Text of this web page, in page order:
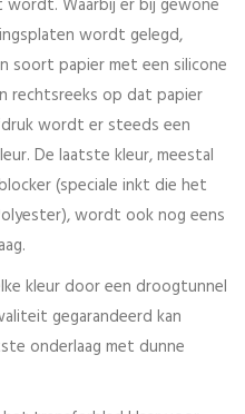
wordt gelegd,
soort papier met een silicone
rechtsreeks op dat papier
wordt er steeds een
De laatste kleur, meestal
(speciale inkt die het
wordt ook nog eens
kleur door een droogtunnel
gegarandeerd kan
onderlaag met dunne